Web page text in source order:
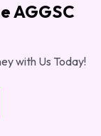
AGGSC
with Us Today!